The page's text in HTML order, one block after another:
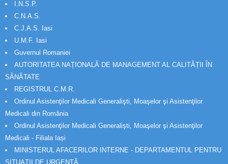
I.N.S.P.
C.N.A.S.
C.J.A.S. Iasi
U.M.F. Iasi
Guvernul Romaniei
AUTORITATEA NAȚIONALĂ DE MANAGEMENT AL CALITĂȚII ÎN
SĂNĂTATE
REGISTRUL C.M.R.
Ordinul Asistenţilor Medicali Generalişti, Moaşelor şi Asistenţilor
Medicali din România
Ordinul Asistenţilor Medicali Generalişti, Moaşelor şi Asistenţilor
Medicali - Filiala Iași
MINISTERUL AFACERILOR INTERNE - DEPARTAMENTUL PENTRU
SITUAȚII DE URGENȚĂ